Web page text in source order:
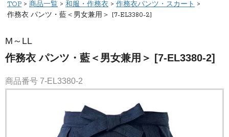
TOP 商品一覧 和服・作務衣
作務衣パンツ・スカート
作務衣 パンツ・藍＜男女兼用＞ [7-EL3380-2]
M～LL
作務衣 パンツ・藍＜男女兼用＞ [7-EL3380-2]
商品番号 7-EL3380-2